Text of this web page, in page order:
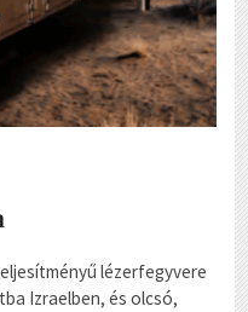
lézerfegyvere
Izraelben, és olcsó,